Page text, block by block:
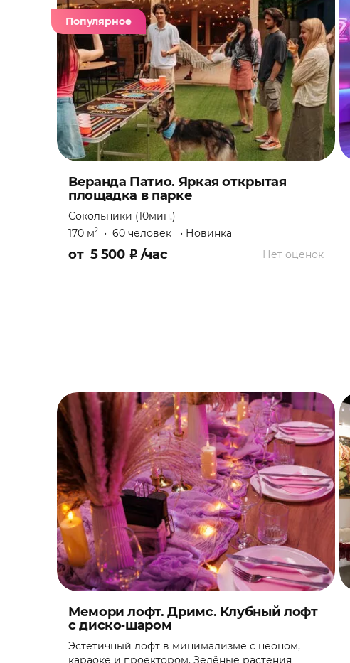
Квартирник
Кинопоказ
Конференция
Концерт
Корпоратив
Лекция
Мальчишник
Мастер-класс
Свадебная вечеринка
Свадьба
Свидание
Театральная постановка
Тренинг
Фотосессия
Фуршет
Юбилей
Популярное
Веранда Патио. Яркая открытая
площадка в парке
Сокольники (10мин.)
170 м2 • 60 человек • Новинка
Нет оценок
от 5 500 ₽ /час
Мемори лофт. Дримс. Клубный лофт
с диско‑шаром
Эстетичный лофт в минимализме с неоном,
караоке и проектором. Зелёные растения